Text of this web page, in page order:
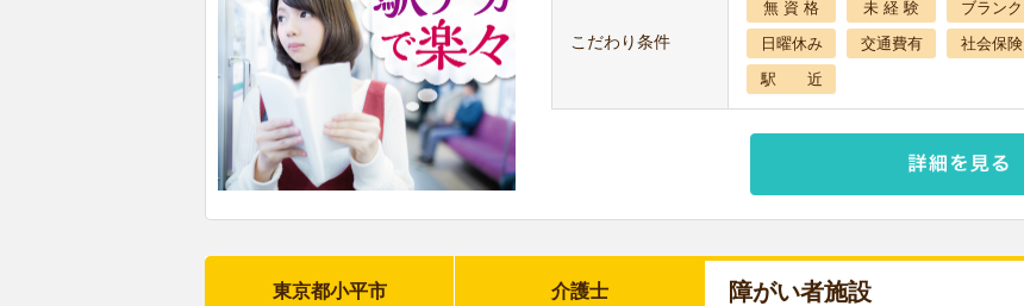
こだわり条件
無 資 格 未 経 験 ブランク
日曜休み
交通費有 社会保険
駅 近
東京都小平市 介護士 障がい者施設